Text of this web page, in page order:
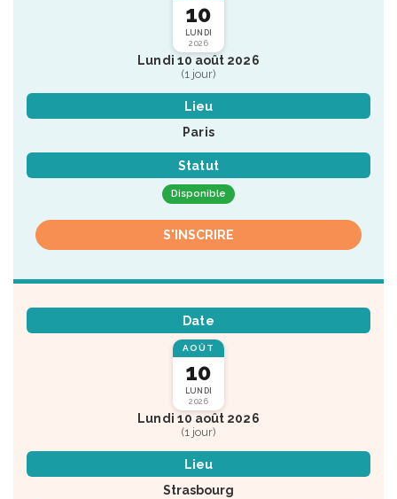
10
LUNDI
2026
Lundi 10 août 2026
(1 jour)
Lieu
Paris
Statut
Disponible
S'INSCRIRE
Date
AOÛT
10
LUNDI
2026
Lundi 10 août 2026
(1 jour)
Lieu
Strasbourg